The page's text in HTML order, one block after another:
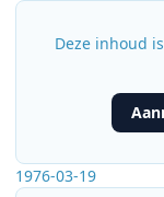
Deze inhoud
1976-03-19